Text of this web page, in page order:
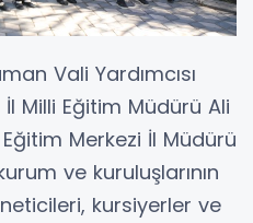
Vali Yardımcısı
Milli Eğitim Müdürü Ali
Merkezi İl Müdürü
ve kuruluşlarının
kursiyerler ve